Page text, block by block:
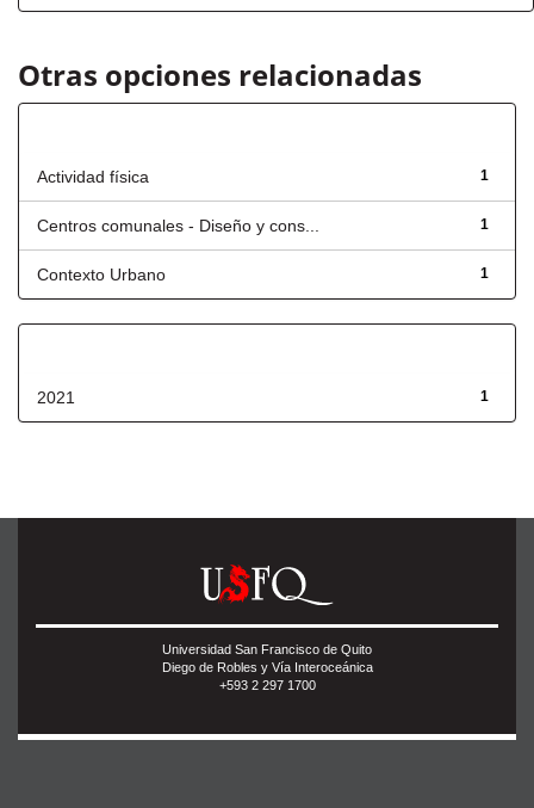
Otras opciones relacionadas
1
Actividad física
1
Centros comunales - Diseño y cons...
1
Contexto Urbano
1
2021
Universidad San Francisco de Quito
Diego de Robles y Vía Interoceánica
+593 2 297 1700